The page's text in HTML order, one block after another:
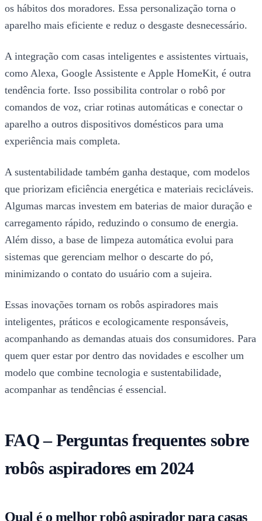
os hábitos dos moradores. Essa personalização torna o
aparelho mais eficiente e reduz o desgaste desnecessário.
A integração com casas inteligentes e assistentes virtuais,
como Alexa, Google Assistente e Apple HomeKit, é outra
tendência forte. Isso possibilita controlar o robô por
comandos de voz, criar rotinas automáticas e conectar o
aparelho a outros dispositivos domésticos para uma
experiência mais completa.
A sustentabilidade também ganha destaque, com modelos
que priorizam eficiência energética e materiais recicláveis.
Algumas marcas investem em baterias de maior duração e
carregamento rápido, reduzindo o consumo de energia.
Além disso, a base de limpeza automática evolui para
sistemas que gerenciam melhor o descarte do pó,
minimizando o contato do usuário com a sujeira.
Essas inovações tornam os robôs aspiradores mais
inteligentes, práticos e ecologicamente responsáveis,
acompanhando as demandas atuais dos consumidores. Para
quem quer estar por dentro das novidades e escolher um
modelo que combine tecnologia e sustentabilidade,
acompanhar as tendências é essencial.
FAQ – Perguntas frequentes sobre
robôs aspiradores em 2024
Qual é o melhor robô aspirador para casas